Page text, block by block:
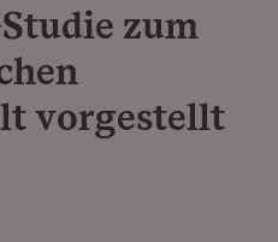
zum
vorgestellt